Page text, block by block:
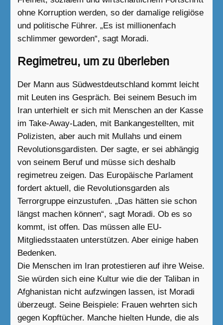
ohne Korruption werden, so der damalige religiöse
und politische Führer. „Es ist millionenfach
schlimmer geworden“, sagt Moradi.
Regimetreu, um zu überleben
Der Mann aus Südwestdeutschland kommt leicht
mit Leuten ins Gespräch. Bei seinem Besuch im
Iran unterhielt er sich mit Menschen an der Kasse
im Take-Away-Laden, mit Bankangestellten, mit
Polizisten, aber auch mit Mullahs und einem
Revolutionsgardisten. Der sagte, er sei abhängig
von seinem Beruf und müsse sich deshalb
regimetreu zeigen. Das Europäische Parlament
fordert aktuell, die Revolutionsgarden als
Terrorgruppe einzustufen. „Das hätten sie schon
längst machen können“, sagt Moradi. Ob es so
kommt, ist offen. Das müssen alle EU-
Mitgliedsstaaten unterstützen. Aber einige haben
Bedenken.
Die Menschen im Iran protestieren auf ihre Weise.
Sie würden sich eine Kultur wie die der Taliban in
Afghanistan nicht aufzwingen lassen, ist Moradi
überzeugt. Seine Beispiele: Frauen wehrten sich
gegen Kopftücher. Manche hielten Hunde, die als